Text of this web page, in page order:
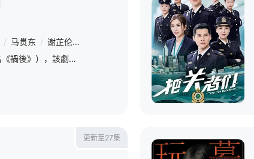
/ 马贯东 / 谢芷伦 / 顾定轩 / 陈自瑶 / 刘温馨
《致所有愛過的人》（原名《禍後》），該劇由林文龍及黃翠如主演，劇中亦有連詩雅、黃嘉樂、馬貫東、謝芷倫、麥皓兒以及顧定軒等人參加。
更新至27集